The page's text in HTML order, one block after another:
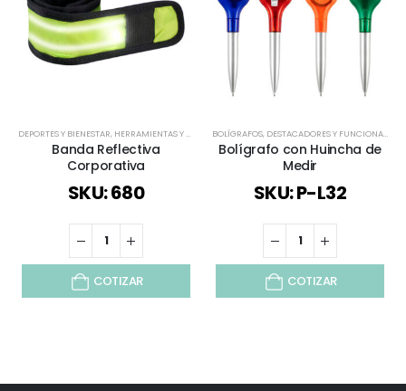
DEPORTES Y BIENESTAR, HERRAMIENTAS Y SET TIEMPO LIBRE / OUTDOOR,TODOS ,VIAJES Y
Banda Reflectiva
Corporativa
SKU: 680
COTIZAR
BOLÍGRAFOS, DESTACADORES Y FUNCIONALES
Bolígrafo con Huincha de
Medir
SKU: P-L32
COTIZAR